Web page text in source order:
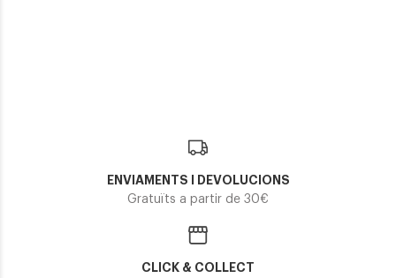
ENVIAMENTS I DEVOLUCIONS
Gratuïts a partir de 30€
CLICK & COLLECT